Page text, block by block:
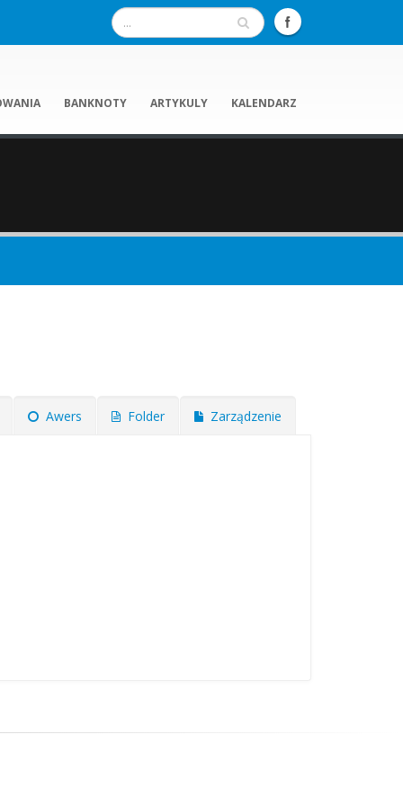
BANKNOTY ARTYKULY KALENDARZ
Awers Folder Zarządzenie